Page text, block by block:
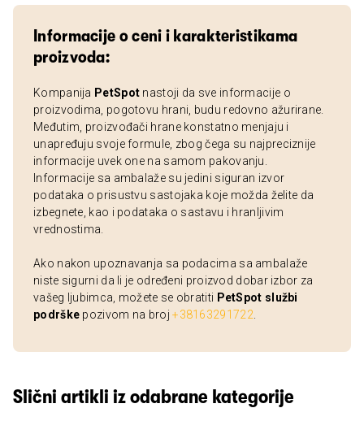
Informacije o ceni i karakteristikama
proizvoda:
Kompanija PetSpot nastoji da sve informacije o
proizvodima, pogotovu hrani, budu redovno ažurirane.
Međutim, proizvođači hrane konstatno menjaju i
unapređuju svoje formule, zbog čega su najpreciznije
informacije uvek one na samom pakovanju.
Informacije sa ambalaže su jedini siguran izvor
podataka o prisustvu sastojaka koje možda želite da
izbegnete, kao i podataka o sastavu i hranljivim
vrednostima.
Ako nakon upoznavanja sa podacima sa ambalaže
niste sigurni da li je određeni proizvod dobar izbor za
vašeg ljubimca, možete se obratiti PetSpot službi
podrške pozivom na broj+38163291722
Slični artikli iz odabrane kategorije